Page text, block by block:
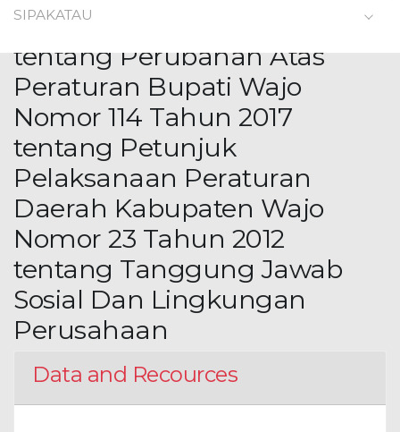
SIPAKATAU
Nomor 66 Tahun 2019
tentang Perubahan Atas
Peraturan Bupati Wajo
Nomor 114 Tahun 2017
tentang Petunjuk
Pelaksanaan Peraturan
Daerah Kabupaten Wajo
Nomor 23 Tahun 2012
tentang Tanggung Jawab
Sosial Dan Lingkungan
Perusahaan
Data and Recources